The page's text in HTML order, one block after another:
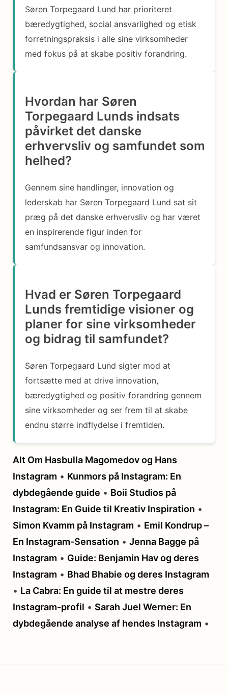
Søren Torpegaard Lund har prioriteret
bæredygtighed, social ansvarlighed og etisk
forretningspraksis i alle sine virksomheder
med fokus på at skabe positiv forandring.
Hvordan har Søren
Torpegaard Lunds indsats
påvirket det danske
erhvervsliv og samfundet som
helhed?
Gennem sine handlinger, innovation og
lederskab har Søren Torpegaard Lund sat sit
præg på det danske erhvervsliv og har været
en inspirerende figur inden for
samfundsansvar og innovation.
Hvad er Søren Torpegaard
Lunds fremtidige visioner og
planer for sine virksomheder
og bidrag til samfundet?
Søren Torpegaard Lund sigter mod at
fortsætte med at drive innovation,
bæredygtighed og positiv forandring gennem
sine virksomheder og ser frem til at skabe
endnu større indflydelse i fremtiden.
Alt Om Hasbulla Magomedov og Hans
Instagram • Kunmors på Instagram: En
dybdegående guide • Boii Studios på
Instagram: En Guide til Kreativ Inspiration •
Simon Kvamm på Instagram • Emil Kondrup –
En Instagram-Sensation • Jenna Bagge på
Instagram • Guide: Benjamin Hav og deres
Instagram • Bhad Bhabie og deres Instagram
• La Cabra: En guide til at mestre deres
Instagram-profil • Sarah Juel Werner: En
dybdegående analyse af hendes Instagram •